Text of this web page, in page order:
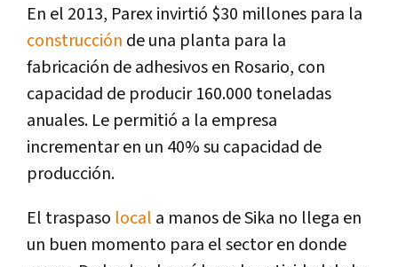
En el 2013, Parex invirtió $30 millones para la
construcción de una planta para la
fabricación de adhesivos en Rosario, con
capacidad de producir 160.000 toneladas
anuales. Le permitió a la empresa
incrementar en un 40% su capacidad de
producción.
El traspaso local a manos de Sika no llega en
un buen momento para el sector en donde